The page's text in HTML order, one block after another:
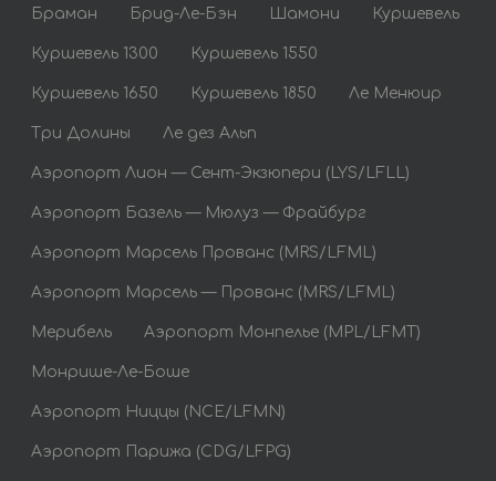
Браман Брид-Ле-Бэн Шамони Куршевель
Куршевель 1300 Куршевель 1550
Куршевель 1650 Куршевель 1850 Ле Менюир
Три Долины Ле дез Альп
Аэропорт Лион — Сент-Экзюпери (LYS/LFLL)
Аэропорт Базель — Мюлуз — Фрайбург
Аэропорт Марсель Прованс (MRS/LFML)
Аэропорт Марсель — Прованс (MRS/LFML)
Мерибель Аэропорт Монпелье (MPL/LFMT)
Монрише-Ле-Боше
Аэропорт Ниццы (NCE/LFMN)
Аэропорт Парижа (CDG/LFPG)